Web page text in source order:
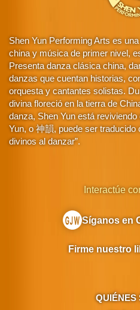
Shen Yun Performing Arts es
china y música de primer nivel,
Presenta danza clásica china,
danzas que cuentan historias,
orquesta y cantantes solistas.
divina floreció en la tierra de
danza, Shen Yun está
Yun, o 神韻, puede ser
divinos al danzar”.
QUIÉNES
Interactúe
Síganos en
Firme nuestro